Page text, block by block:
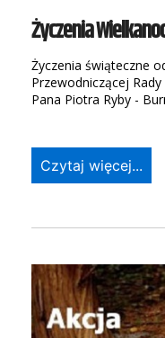
Życzenia
Życzenia świąteczne
Przewodniczącej
Pana Piotra Ryby -
Czytaj więcej...